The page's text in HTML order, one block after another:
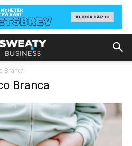
Branca
Branca